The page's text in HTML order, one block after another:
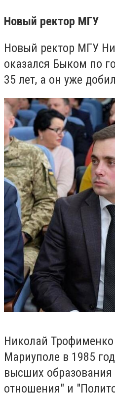
Новый ректор МГУ
Новый ректор МГУ
оказался Быком по
35 лет, а он уже
Николай
Мариуполе в 1985
высших
отношения" и